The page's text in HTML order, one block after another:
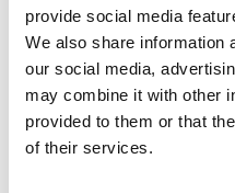
provide social media
We also share information
our social media,
may combine it with other
provided to them or that
of their services.